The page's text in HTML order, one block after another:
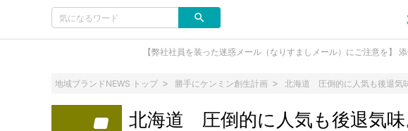
【弊社社員を装った迷惑メール（なりすましメール）にご注意を】
地域ブランドNEWS トップ 勝手にケンミン創生計画 北海道 圧倒的に人気も後退気
北海道 圧倒的に人気も後退気